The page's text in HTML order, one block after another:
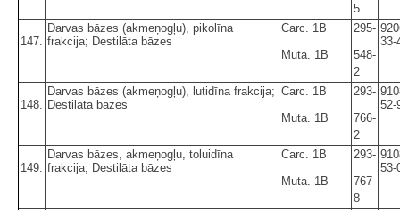
5
147.
Darvas bāzes (akmeņogļu), pikolīna
frakcija; Destilāta bāzes
Carc. 1B
Muta. 1B
295-
548-
2
33-
148.
Darvas bāzes (akmeņogļu), lutidīna frakcija;
Destilāta bāzes
Carc. 1B
Muta. 1B
293-
766-
2
52-
149.
Darvas bāzes, akmeņogļu, toluidīna
frakcija; Destilāta bāzes
Carc. 1B
Muta. 1B
293-
767-
8
53-